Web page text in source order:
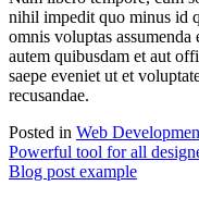
nihil impedit quo minus id
omnis voluptas
autem quibusdam et aut
saepe eveniet ut et
recusandae.
Posted in Web
Post
navigation
Powerful tool for all
Blog post example